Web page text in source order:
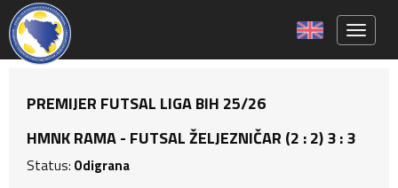
PREMIJER FUTSAL LIGA BIH 25/26
HMNK RAMA - FUTSAL ŽELJEZNIČAR (2 : 2) 3 : 3
Status: Odigrana